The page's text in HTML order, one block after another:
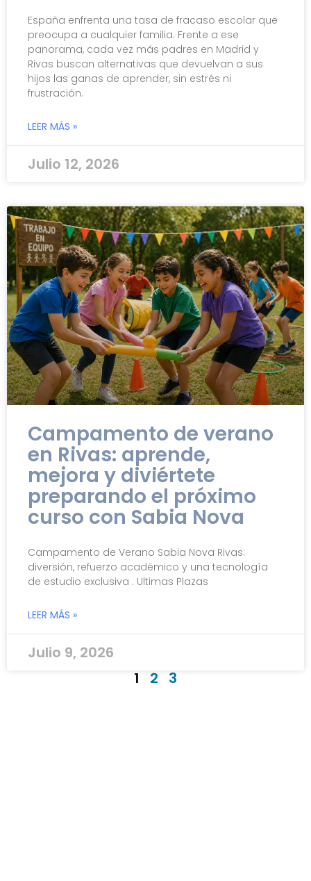
España enfrenta una tasa de fracaso escolar que
preocupa a cualquier familia. Frente a ese
panorama, cada vez más padres en Madrid y
Rivas buscan alternativas que devuelvan a sus
hijos las ganas de aprender, sin estrés ni
frustración.
LEER MÁS »
Julio 12, 2026
Campamento de verano
en Rivas: aprende,
mejora y diviértete
preparando el próximo
curso con Sabia Nova
Campamento de Verano Sabia Nova Rivas:
diversión, refuerzo académico y una tecnología
de estudio exclusiva . Ultimas Plazas
LEER MÁS »
Julio 9, 2026
1
2 3